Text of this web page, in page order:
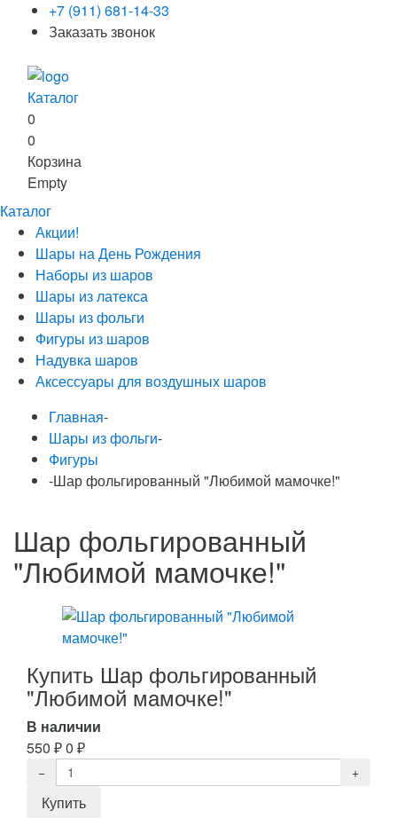
+7 (911) 681-14-33
Заказать звонок
Каталог
0
0
Корзина
Empty
Каталог
Акции!
Шары на День Рождения
Наборы из шаров
Шары из латекса
Шары из фольги
Фигуры из шаров
Надувка шаров
Аксессуары для воздушных шаров
Главная-
Шары из фольги-
Фигуры
-Шар фольгированный "Любимой мамочке!"
Шар фольгированный
"Любимой мамочке!"
Купить Шар фольгированный
"Любимой мамочке!"
В наличии
550 ₽0 ₽